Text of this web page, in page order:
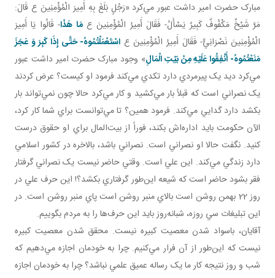
مبارک حضرت امير داشت عبور مي‌کرد «رَجُلٍ بَلَغَ بِهِ أَمِيرَ الْمُؤْمِنِينَ ع قَالَ:
مَرَّ شَيْخٌ مَكْفُوفٌ كَبِيرٌ يَسْأَلُ- فَقَالَ أَمِيرُ الْمُؤْمِنِينَ عمَا هَذَا- قَالُوا يَا أَمِيرَ
الْمُؤْمِنِينَ نَصْرَانِيٌّ- فَقَالَ أَمِيرُ الْمُؤْمِنِينَ ع اسْتَعْمَلْتُمُوهُ- حَتَّى إِذَا كَبِرَ وَ عَجَزَ
مَنَعْتُمُوهُ- أَنْفِقُوا عَلَيْهِ مِنْ بَيْتِ الْمَالِ» وجود مبارک حضرت امير داشت عبور
مي‌کرد ديد يک پيرمردي دارد تکدي مي‌کند فرمود او کيست؟ عرض کردند
يک نصراني است که قبلاً بار مي‌کشيد و کار مي‌کرد حالا چون نمي‌تواند بار
بکشد دارد گدايي مي‌کند. فرمود همين؟ تا مي‌توانست براي شما کار کرد،
الآن حکومت بايد اداره‌اش بکند، فوراً از بيت‌المال براي او حقوق درست
کنيد. نگفت حالا او نصراني است. نصراني باشد، بالاخره در کشور اسلامي
دارد زندگي مي‌کند. اين علي است. وقتي حاضر نيست يک نصراني گرفتار
فقر بشود حاضر است که شيعه اين‌طور گرفتاري بکشد؟! اين حرف علي در
روز 22 بهمن روشن است بالاي منبر روشن است پاي منبر روشن است. در
اين تبليغات سي روزه، شبانه‌روز بايد اين حرف‌ها را به مردم بگوييم.
آقايان، باسواد شدن معصيت کبيره نيست. محقق شدن معصيت کبيره
نيست که اين‌طور از آن فرار مي‌کنيم. چرا به خودمان اجازه مي‌دهيم که
شب و روز نتيجه کار ما يک رساله عميق علمي نباشد؟ چرا به خودمان اجازه